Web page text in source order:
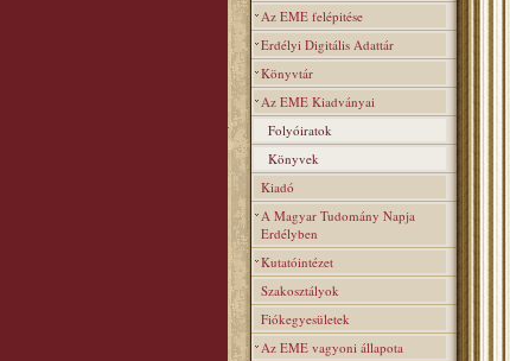
Az EME felépitése
Erdélyi Digitális Adattár
Könyvtár
Az EME Kiadványai
Folyóiratok
Könyvek
Kiadó
A Magyar Tudomány Napja
Erdélyben
Kutatóintézet
Szakosztályok
Fiókegyesületek
Az EME vagyoni állapota